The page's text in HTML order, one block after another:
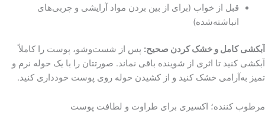
قبل از خواب (برای از بین بردن مواد آرایشی و چربی‌های
انباشته‌شده)
آبکشی کامل و خشک کردن صحیح: پس از شست‌وشو، پوست را کاملاً
آبکشی کنید تا اثری از شوینده باقی نماند. صورتتان را با یک حوله نرم و
تمیز به‌آرامی خشک کنید و از کشیدن حوله روی پوست خودداری کنید.
مرطوب کننده؛ اکسیری برای طراوت و لطافت پوست